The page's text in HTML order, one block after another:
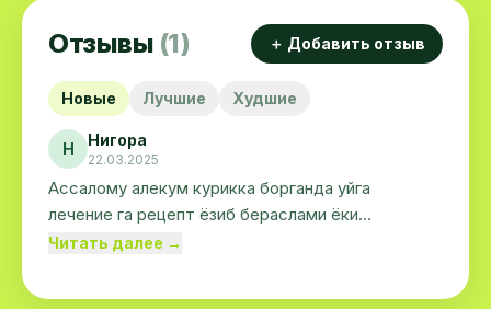
Отзывы (1) ＋ Добавить отзыв
Новые Лучшие Худшие
Н Нигора
22.03.2025
Ассалому алекум курикка борганда уйга
лечение га рецепт ёзиб бераслами ёки
балницада олиш шартми
Читать далее →